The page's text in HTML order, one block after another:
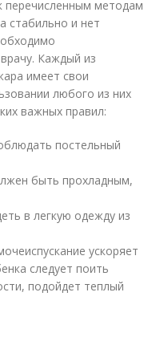
перечисленным методам
стабильно и нет
Каждый из
имеет свои
любого из них
важных правил:
постельный
быть прохладным,
в легкую одежду из
ускоряет
следует поить
подойдет теплый